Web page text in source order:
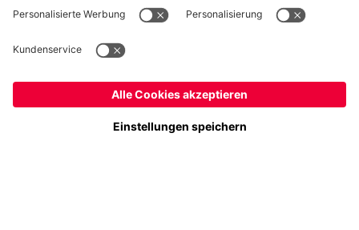
Cookie Details
Preise inkl. Steuern und Abgaben
© FC Bayern München AG
FC Bayern München AG, Säbener Str. 51-57, 81547 München
Ja,Schweiz, um dorthin zu liefern!
Weltweit, um dorthin zu liefern!